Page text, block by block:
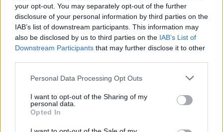
your opt-out. You may separately opt-out of the further
disclosure of your personal information by third parties on the
IAB’s list of downstream participants. This information may
also be disclosed by us to third parties on the IAB’s List of
Downstream Participants that may further disclose it to other
Personal Data Processing Opt Outs
I want to opt-out of the Sharing of my
personal data.
Opted In